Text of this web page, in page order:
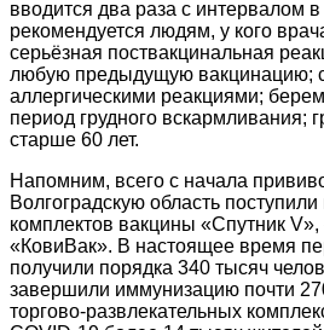
вводится два раза с интервалом
рекомендуется людям, у кого
серьёзная поствакцинальная
любую предыдущую вакцинацию;
аллергическими реакциями;
период грудного вскармливания;
старше 60 лет.
Напомним, всего с начала
Волгоградскую область
комплектов вакцины «Спутник
«КовиВак». В настоящее время
получили порядка 340 тысяч
завершили иммунизацию почти
торгово-развлекательных